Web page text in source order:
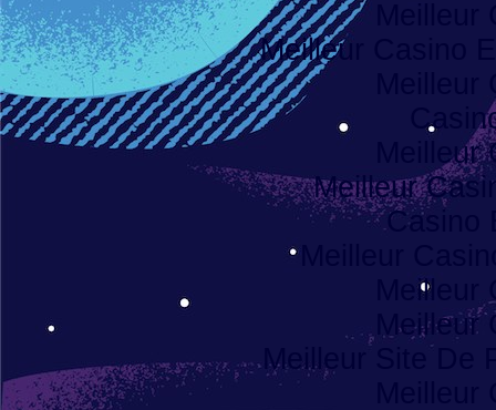
Meilleur Casino
Meilleur
Casino
Meilleur Site De